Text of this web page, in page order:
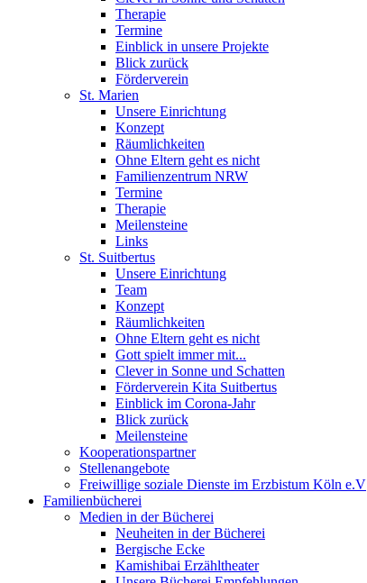
Therapie
Termine
Einblick in unsere Projekte
Blick zurück
Förderverein
St. Marien
Unsere Einrichtung
Konzept
Räumlichkeiten
Ohne Eltern geht es nicht
Familienzentrum NRW
Termine
Therapie
Meilensteine
Links
St. Suitbertus
Unsere Einrichtung
Team
Konzept
Räumlichkeiten
Ohne Eltern geht es nicht
Gott spielt immer mit...
Clever in Sonne und Schatten
Förderverein Kita Suitbertus
Einblick im Corona-Jahr
Blick zurück
Meilensteine
Kooperationspartner
Stellenangebote
Freiwillige soziale Dienste im Erzbistum Köln e.V
Familienbücherei
Medien in der Bücherei
Neuheiten in der Bücherei
Bergische Ecke
Kamishibai Erzähltheater